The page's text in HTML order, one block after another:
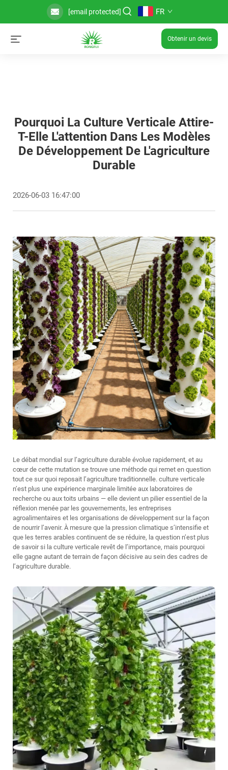
[email protected] FR
Obtenir un devis
Pourquoi La Culture Verticale Attire-
T-Elle L'attention Dans Les Modèles
De Développement De L'agriculture
Durable
2026-06-03 16:47:00
Le débat mondial sur l’agriculture durable évolue rapidement, et au
cœur de cette mutation se trouve une méthode qui remet en question
tout ce sur quoi reposait l’agriculture traditionnelle. culture verticale
n’est plus une expérience marginale limitée aux laboratoires de
recherche ou aux toits urbains — elle devient un pilier essentiel de la
réflexion menée par les gouvernements, les entreprises
agroalimentaires et les organisations de développement sur la façon
de nourrir l’avenir. À mesure que la pression climatique s’intensifie et
que les terres arables continuent de se réduire, la question n’est plus
de savoir si la culture verticale revêt de l’importance, mais pourquoi
elle gagne autant de terrain de façon décisive au sein des cadres de
l’agriculture durable.